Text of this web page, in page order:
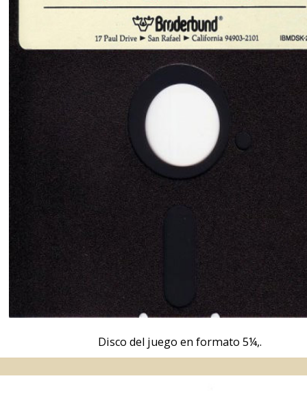
Disco del juego en formato 5¼,.